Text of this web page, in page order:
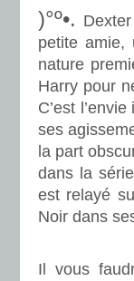
)°º•.
petite
nature
Harry pour
C’est
ses
la part
dans la
est relayé
Noir dans
Il vous